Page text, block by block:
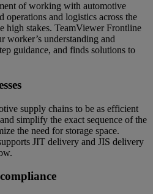
of working with automotive
operations and logistics across the
high stakes. TeamViewer Frontline
worker’s understanding and
guidance, and finds solutions to
supply chains to be as efficient
simplify the exact sequence of the
the need for storage space.
JIT delivery and JIS delivery